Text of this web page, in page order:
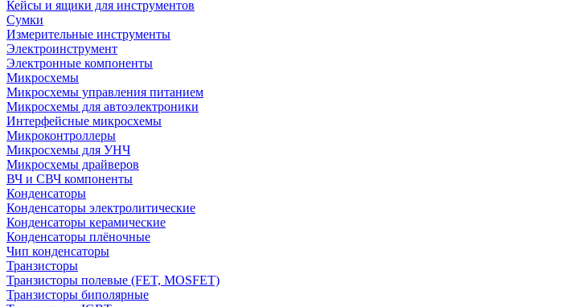
Кейсы и ящики для инструментов
Сумки
Измерительные инструменты
Электроинструмент
Электронные компоненты
Микросхемы
Микросхемы управления питанием
Микросхемы для автоэлектроники
Интерфейсные микросхемы
Микроконтроллеры
Микросхемы для УНЧ
Микросхемы драйверов
ВЧ и СВЧ компоненты
Конденсаторы
Конденсаторы электролитические
Конденсаторы керамические
Конденсаторы плёночные
Чип конденсаторы
Транзисторы
Транзисторы полевые (FET, MOSFET)
Транзисторы биполярные